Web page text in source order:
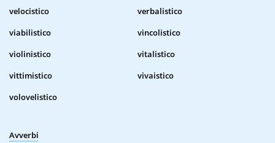
velocistico
verbalistico
viabilistico
vincolistico
violinistico
vitalistico
vittimistico
vivaistico
volovelistico
Avverbi